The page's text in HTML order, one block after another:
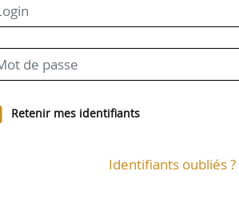
Retenir mes identifiants
Identifiants oubliés ?